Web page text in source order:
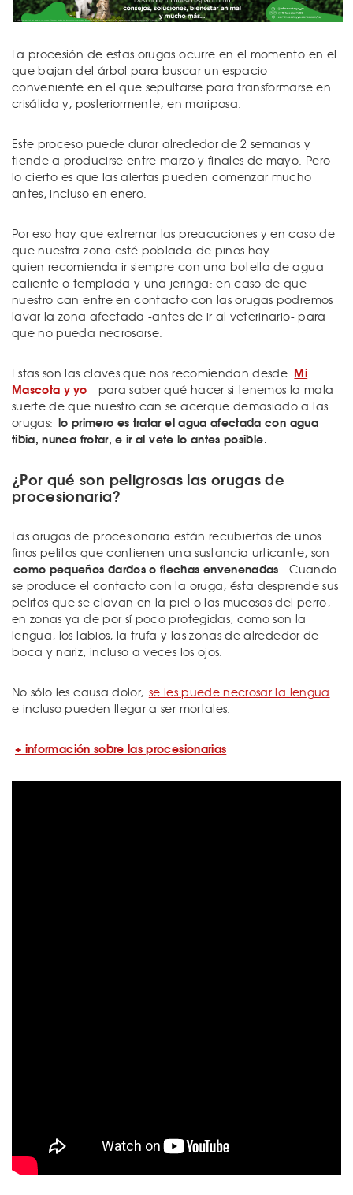
La procesión de estas orugas ocurre en el momento en el
que bajan del árbol para buscar un espacio
conveniente en el que sepultarse para transformarse en
crisálida y, posteriormente, en mariposa.
Este proceso puede durar alrededor de 2 semanas y
tiende a producirse entre marzo y finales de mayo. Pero
lo cierto es que las alertas pueden comenzar mucho
antes, incluso en enero.
Por eso hay que extremar las preacuciones y en caso de
que nuestra zona esté poblada de pinos hay
quien recomienda ir siempre con una botella de agua
caliente o templada y una jeringa: en caso de que
nuestro can entre en contacto con las orugas podremos
lavar la zona afectada -antes de ir al veterinario- para
que no pueda necrosarse.
Estas son las claves que nos recomiendan desde Mi
Mascota y yo
para saber qué hacer si tenemos la mala
suerte de que nuestro can se acerque demasiado a las
orugas: lo primero es tratar el agua afectada con agua
tibia, nunca frotar, e ir al vete lo antes posible.
¿Por qué son peligrosas las orugas de
procesionaria?
Las orugas de procesionaria están recubiertas de unos
finos pelitos que contienen una sustancia urticante, son
como pequeños dardos o flechas envenenadas
. Cuando
se produce el contacto con la oruga, ésta desprende sus
pelitos que se clavan en la piel o las mucosas del perro,
en zonas ya de por sí poco protegidas, como son la
lengua, los labios, la trufa y las zonas de alrededor de
boca y nariz, incluso a veces los ojos.
No sólo les causa dolor, se les puede necrosar la lengua
e incluso pueden llegar a ser mortales.
+ información sobre las procesionarias